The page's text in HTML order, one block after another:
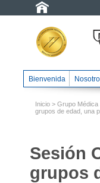
Bienvenida
Inicio > Grupo Médica
grupos de edad, una
Sesión
grupos